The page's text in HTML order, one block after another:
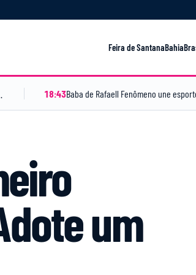
Feira de SantanaBahia
18:43
um